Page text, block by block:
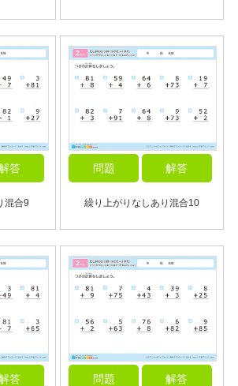
答
混合9
問題 解答
繰り上がりなしあり混合10
答 問題 解答